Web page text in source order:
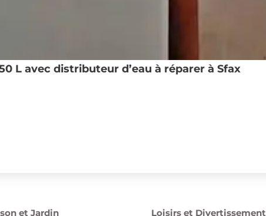
L avec distributeur d’eau à réparer à Sfax
et Jardin Loisirs et Divertissement